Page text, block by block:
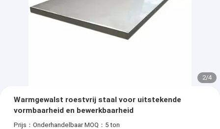
2/4
Warmgewalst roestvrij staal voor uitstekende
vormbaarheid en bewerkbaarheid
Prijs：Onderhandelbaar MOQ：5 ton